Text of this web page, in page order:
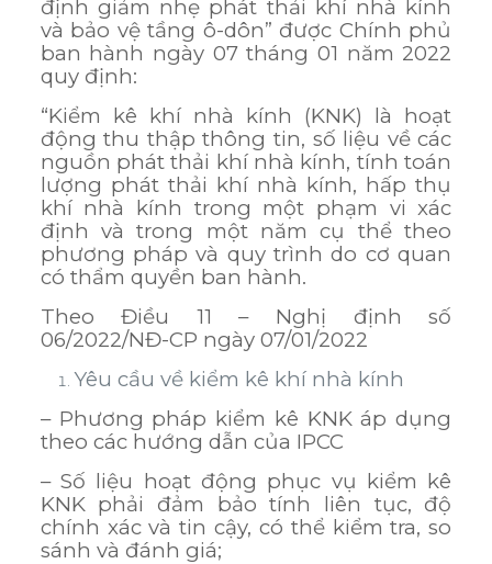
định giảm nhẹ phát thải khí nhà kính
và bảo vệ tầng ô-dôn” được Chính phủ
ban hành ngày 07 tháng 01 năm 2022
quy định:
“Kiểm kê khí nhà kính (KNK) là hoạt
động thu thập thông tin, số liệu về các
nguồn phát thải khí nhà kính, tính toán
lượng phát thải khí nhà kính, hấp thụ
khí nhà kính trong một phạm vi xác
định và trong một năm cụ thể theo
phương pháp và quy trình do cơ quan
có thẩm quyền ban hành.
Theo Điều 11 – Nghị định số
06/2022/NĐ-CP ngày 07/01/2022
Yêu cầu về kiểm kê khí nhà kính
– Phương pháp kiểm kê KNK áp dụng
theo các hướng dẫn của IPCC
– Số liệu hoạt động phục vụ kiểm kê
KNK phải đảm bảo tính liên tục, độ
chính xác và tin cậy, có thể kiểm tra, so
sánh và đánh giá;